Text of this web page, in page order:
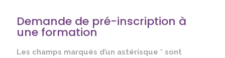
Demande de pré-inscription à
une formation
Les champs marqués d’un astérisque * sont